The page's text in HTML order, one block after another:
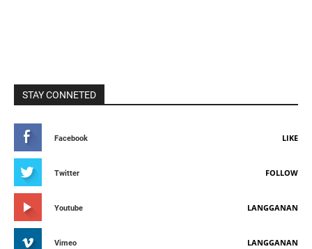
STAY CONNETED
Facebook LIKE
Twitter FOLLOW
Youtube LANGGANAN
Vimeo LANGGANAN